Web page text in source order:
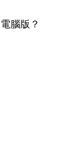
腦版？